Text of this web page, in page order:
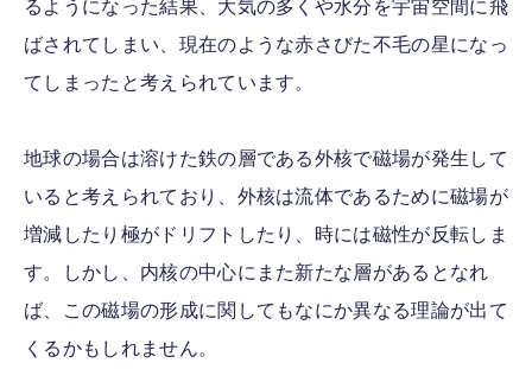
るようになった結果、大気の多くや水分を宇宙空間に飛
ばされてしまい、現在のような赤さびた不毛の星になっ
てしまったと考えられています。
地球の場合は溶けた鉄の層である外核で磁場が発生して
いると考えられており、外核は流体であるために磁場が
増減したり極がドリフトしたり、時には磁性が反転しま
す。しかし、内核の中心にまた新たな層があるとなれ
ば、この磁場の形成に関してもなにか異なる理論が出て
くるかもしれません。